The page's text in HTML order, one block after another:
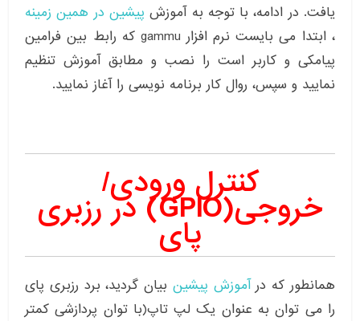
یافت. در ادامه، با توجه به آموزش پیشین در همین زمینه
، ابتدا می بایست نرم افزار gammu که رابط بین فرامین
پیامکی و کاربر است را نصب و مطابق آموزش تنظیم
نمایید و سپس، روال کار برنامه نویسی را آغاز نمایید.
کنترل ورودی/
خروجی(GPIO) در رزبری
پای
همانطور که درآموزش پیشین بیان گردید، برد رزبری پای
را می توان به عنوان یک لپ تاپ(با توان پردازشی کمتر